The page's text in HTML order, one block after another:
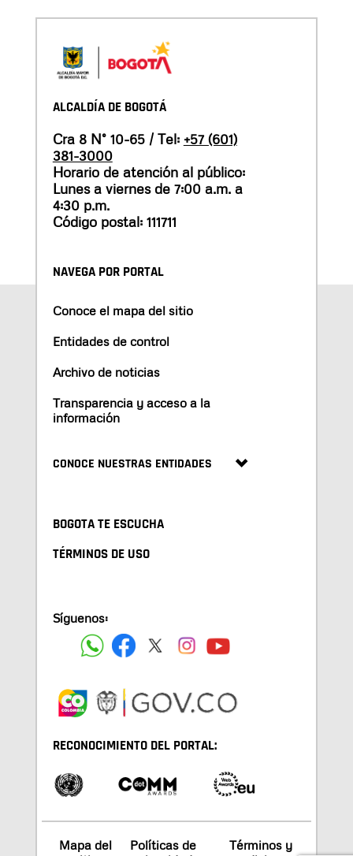
ALCALDÍA DE BOGOTÁ
Cra 8 N° 10-65 / Tel: +57 (601)
381-3000
Horario de atención al público:
Lunes a viernes de 7:00 a.m. a
4:30 p.m.
Código postal: 111711
NAVEGA POR PORTAL
Conoce el mapa del sitio
Entidades de control
Archivo de noticias
Transparencia y acceso a la
información
CONOCE NUESTRAS ENTIDADES
BOGOTA TE ESCUCHA
TÉRMINOS DE USO
Síguenos:
RECONOCIMIENTO DEL PORTAL:
Mapa del
Políticas de
Términos y